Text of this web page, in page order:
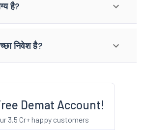
है?
निवेश है?
Demat Account!
3.5 Cr+ happy customers